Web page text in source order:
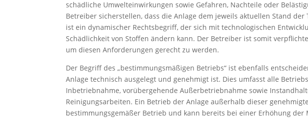
schädliche Umwelteinwirkungen sowie Gefahren, Nachteile oder
Betreiber sicherstellen, dass die Anlage dem jeweils aktuellen Stand der
ist ein dynamischer Rechtsbegriff, der sich mit technologischen
Schädlichkeit von Stoffen ändern kann. Der Betreiber ist somit
um diesen Anforderungen gerecht zu werden.
Der Begriff des „bestimmungsmäßigen Betriebs“ ist ebenfalls
Anlage technisch ausgelegt und genehmigt ist. Dies umfasst alle
Inbetriebnahme, vorübergehende Außerbetriebnahme sowie
Reinigungsarbeiten. Ein Betrieb der Anlage außerhalb dieser
bestimmungsgemäßer Betrieb und kann bereits bei einer Erhöhung der